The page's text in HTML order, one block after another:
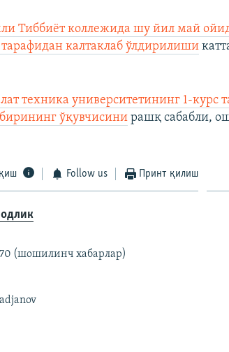
Тиббиёт коллежида шу йил май
калтаклаб ўлдирилиши
техника университетининг 1-курс
ўқувчисини рашқ сабабли,
Follow us Принт қилиш
(шошилинч хабарлар)